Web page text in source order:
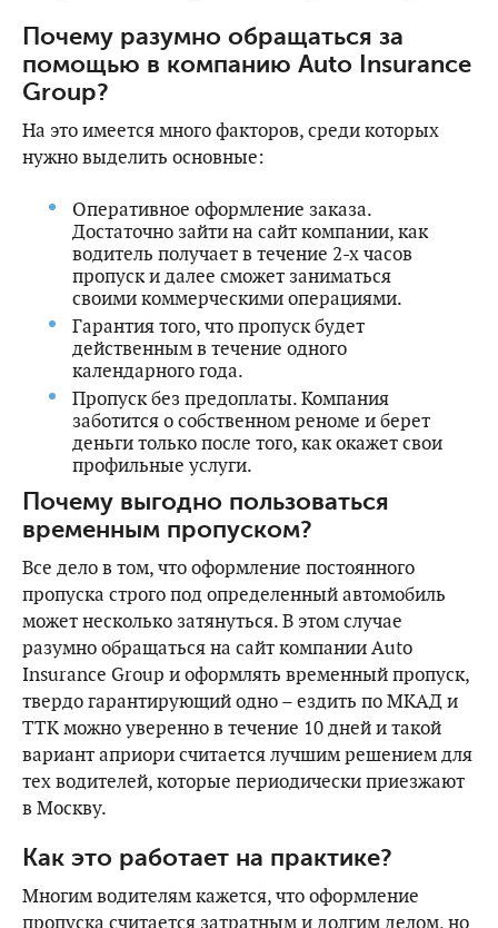
Почему разумно обращаться за
помощью в компанию Auto Insurance
Group?
На это имеется много факторов, среди которых
нужно выделить основные:
Оперативное оформление заказа.
Достаточно зайти на сайт компании, как
водитель получает в течение 2-х часов
пропуск и далее сможет заниматься
своими коммерческими операциями.
Гарантия того, что пропуск будет
действенным в течение одного
календарного года.
Пропуск без предоплаты. Компания
заботится о собственном реноме и берет
деньги только после того, как окажет свои
профильные услуги.
Почему выгодно пользоваться
временным пропуском?
Все дело в том, что оформление постоянного
пропуска строго под определенный автомобиль
может несколько затянуться. В этом случае
разумно обращаться на сайт компании Auto
Insurance Group и оформлять временный пропуск,
твердо гарантирующий одно – ездить по МКАД и
ТТК можно уверенно в течение 10 дней и такой
вариант априори считается лучшим решением для
тех водителей, которые периодически приезжают
в Москву.
Как это работает на практике?
Многим водителям кажется, что оформление
пропуска считается затратным и долгим делом, но